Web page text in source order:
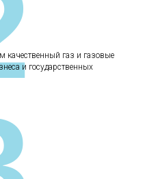
газ и газовые
и государственных